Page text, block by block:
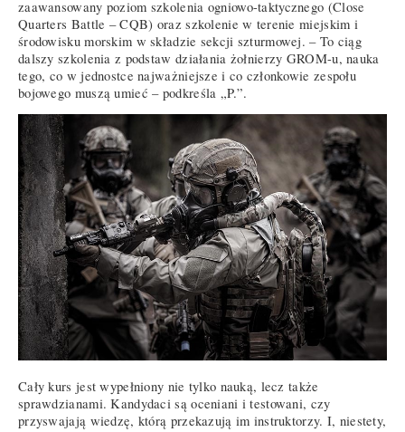
zaawansowany poziom szkolenia ogniowo-taktycznego (Close
Quarters Battle – CQB) oraz szkolenie w terenie miejskim i
środowisku morskim w składzie sekcji szturmowej. – To ciąg
dalszy szkolenia z podstaw działania żołnierzy GROM-u, nauka
tego, co w jednostce najważniejsze i co członkowie zespołu
bojowego muszą umieć – podkreśla „P.”.
Cały kurs jest wypełniony nie tylko nauką, lecz także
sprawdzianami. Kandydaci są oceniani i testowani, czy
przyswajają wiedzę, którą przekazują im instruktorzy. I, niestety,